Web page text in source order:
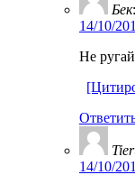
Бек:
14/10/
Не
14/10/